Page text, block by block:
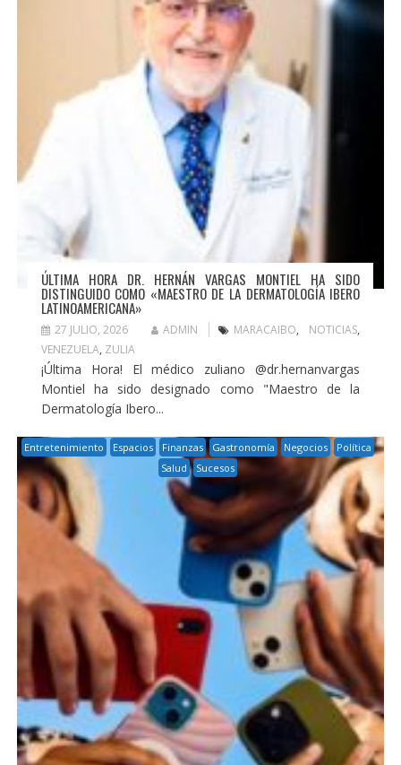
ÚLTIMA HORA DR. HERNÁN VARGAS MONTIEL HA SIDO
DISTINGUIDO COMO «MAESTRO DE LA DERMATOLOGÍA IBERO
LATINOAMERICANA»
27 JULIO, 2026 ADMIN MARACAIBO, NOTICIAS,
VENEZUELA, ZULIA
¡Última Hora! El médico zuliano @dr.hernanvargas
Montiel ha sido designado como "Maestro de la
Dermatología Ibero...
Entretenimiento Espacios Finanzas Gastronomía Negocios
Política
Salud
Sucesos